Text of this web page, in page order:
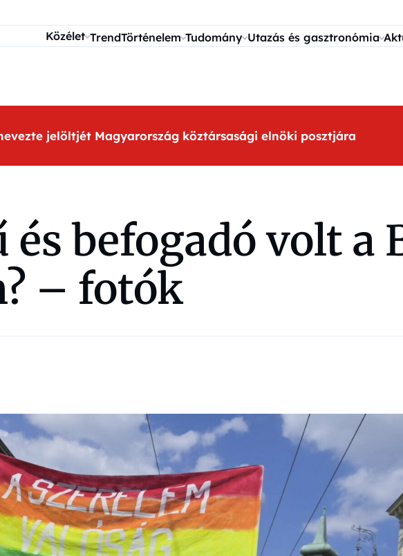
Közélet TrendTörténelem Tudomány Utazás és gasztronómia
jelöltjét Magyarország köztársasági elnöki posztjára
és befogadó volt a
– fotók